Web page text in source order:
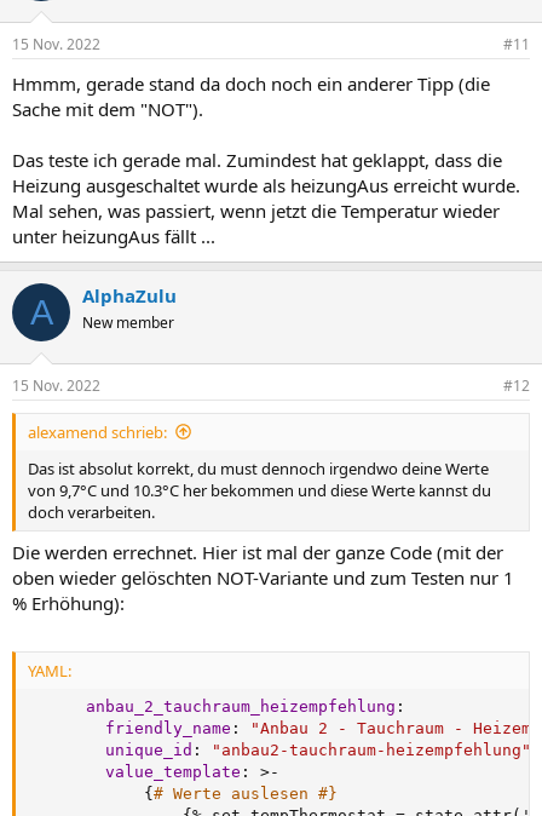
15 Nov. 2022 #11
Hmmm, gerade stand da doch noch ein anderer Tipp (die
Sache mit dem "NOT").
Das teste ich gerade mal. Zumindest hat geklappt, dass die
Heizung ausgeschaltet wurde als heizungAus erreicht wurde.
Mal sehen, was passiert, wenn jetzt die Temperatur wieder
unter heizungAus fällt ...
A AlphaZulu
New member
15 Nov. 2022 #12
alexamend schrieb:
Das ist absolut korrekt, du must dennoch irgendwo deine Werte
von 9,7°C und 10.3°C her bekommen und diese Werte kannst du
doch verarbeiten.
Die werden errechnet. Hier ist mal der ganze Code (mit der
oben wieder gelöschten NOT-Variante und zum Testen nur 1
% Erhöhung):
YAML:
anbau_2_tauchraum_heizempfehlung :
friendly_name :
"Anbau 2 - Tauchraum -
unique_id :
"anbau2-tauchraum-heizempfehlung"
value_template : >-
{# Werte auslesen #}